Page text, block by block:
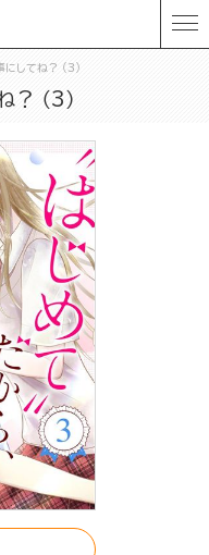
してね？ （3）
？ （3）